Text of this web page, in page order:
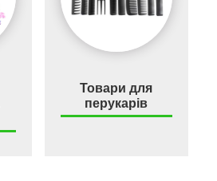
Товари для
перукарів